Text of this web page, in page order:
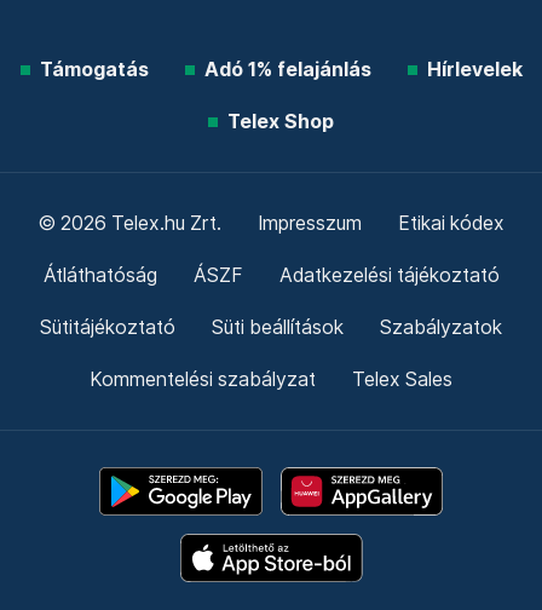
Támogatás Adó 1% felajánlás Hírlevelek
Telex Shop
© 2026 Telex.hu Zrt. Impresszum Etikai kódex
Átláthatóság ÁSZF Adatkezelési tájékoztató
Sütitájékoztató Süti beállítások Szabályzatok
Kommentelési szabályzat Telex Sales